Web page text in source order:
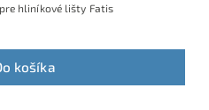
košíka
hliníkové lišty Fatis